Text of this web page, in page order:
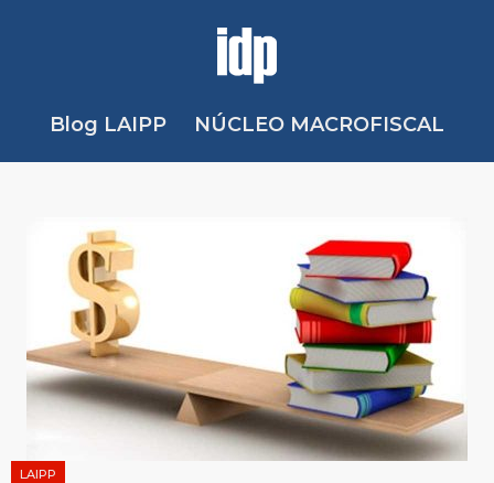
Blog LAIPP NÚCLEO MACROFISCAL
LAIPP